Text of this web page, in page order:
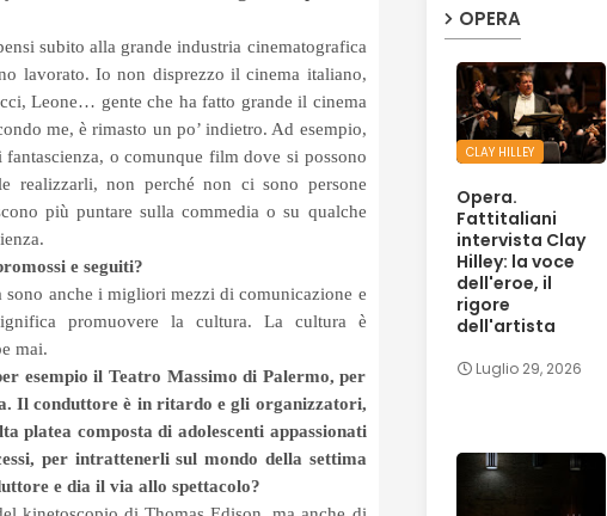
subito alla grande industria cinematografica
lavorato. Io non disprezzo il cinema italiano,
Leone… gente che ha fatto grande il cinema
me, è rimasto un po’ indietro. Ad esempio,
o comunque film dove si possono
non perché non ci sono persone
più puntare sulla commedia o su qualche
e seguiti?
sono anche i migliori mezzi di comunicazione e
promuovere la cultura. La cultura è
mai.
esempio il Teatro Massimo di Palermo, per
Il conduttore è in ritardo e gli organizzatori,
platea composta di adolescenti appassionati
per intrattenerli sul mondo della settima
e dia il via allo spettacolo?
OPERA
CLAY HILLEY
Opera.
Fattitaliani
intervista Clay
Hilley: la voce
dell'eroe, il
rigore
dell'artista
Luglio 29, 2026